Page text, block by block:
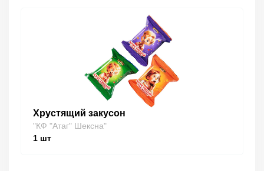
Хрустящий закусон
"КФ "Атаг" Шексна"
1 шт